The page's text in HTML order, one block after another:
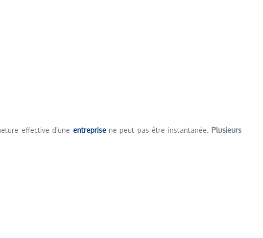
effective d’une entreprisene peut pas être instantanée. Plusieurs